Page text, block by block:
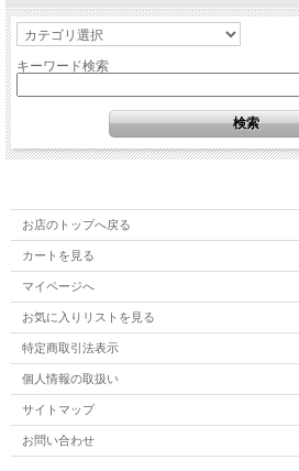
キーワード検索
お店のトップへ戻る
カートを見る
マイページへ
お気に入りリストを見る
特定商取引法表示
個人情報の取扱い
サイトマップ
お問い合わせ